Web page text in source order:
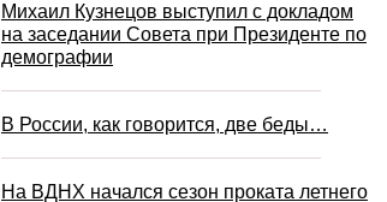
Михаил Кузнецов выступил с докладом
на заседании Совета при Президенте по
демографии
В России, как говорится, две беды…
На ВДНХ начался сезон проката летнего